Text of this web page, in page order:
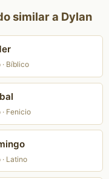
similar a Dylan
· Bíblico
· Fenicio
· Latino